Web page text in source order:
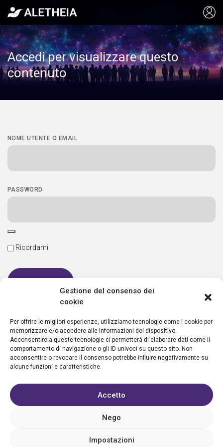
Gestione del consenso dei
cookie
Per offrire le migliori esperienze, utilizziamo tecnologie come i cookie per
memorizzare e/o accedere alle informazioni del dispositivo.
Acconsentire a queste tecnologie ci permetterà di elaborare dati come il
comportamento di navigazione o gli ID univoci su questo sito. Non
acconsentire o revocare il consenso potrebbe influire negativamente su
alcune funzioni e caratteristiche.
Accetto
Nego
Impostazioni
Accedi per visualizzare questo
contenuto
NOME UTENTE O EMAIL
PASSWORD
Ricordami
Nuovo utente?Crea un account
Condizioni d’uso